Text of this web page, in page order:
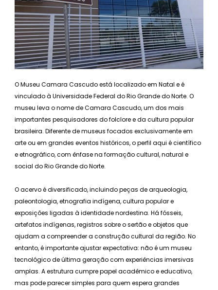
O Museu Camara Cascudo está localizado em Natal e é
vinculado à Universidade Federal do Rio Grande do Norte. O
museu leva o nome de Camara Cascudo, um dos mais
importantes pesquisadores do folclore e da cultura popular
brasileira. Diferente de museus focados exclusivamente em
arte ou em grandes eventos históricos, o perfil aqui é científico
e etnográfico, com ênfase na formação cultural, natural e
social do Rio Grande do Norte.
O acervo é diversificado, incluindo peças de arqueologia,
paleontologia, etnografia indígena, cultura popular e
exposições ligadas à identidade nordestina. Há fósseis,
artefatos indígenas, registros sobre o sertão e objetos que
ajudam a compreender a construção cultural da região. No
entanto, é importante ajustar expectativa: não é um museu
tecnológico de última geração com experiências imersivas
amplas. A estrutura cumpre papel acadêmico e educativo,
mas pode parecer simples para quem espera grandes